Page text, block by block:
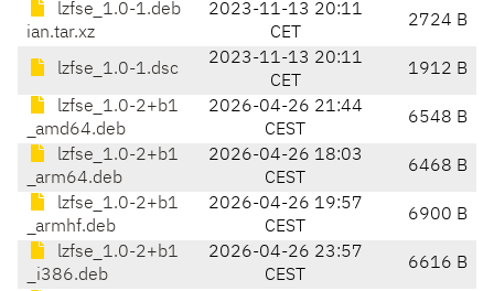
lzfse_1.0-1.deb
ian.tar.xz
2023-11-13 20:11
CET
2724 B
lzfse_1.0-1.dsc
2023-11-13 20:11
CET
1912 B
lzfse_1.0-2+b1
_amd64.deb
2026-04-26 21:44
CEST
6548 B
lzfse_1.0-2+b1
_arm64.deb
2026-04-26 18:03
CEST
6468 B
lzfse_1.0-2+b1
_armhf.deb
2026-04-26 19:57
CEST
6900 B
lzfse_1.0-2+b1
_i386.deb
2026-04-26 23:57
CEST
6616 B